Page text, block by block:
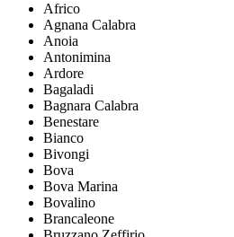
Africo
Agnana Calabra
Anoia
Antonimina
Ardore
Bagaladi
Bagnara Calabra
Benestare
Bianco
Bivongi
Bova
Bova Marina
Bovalino
Brancaleone